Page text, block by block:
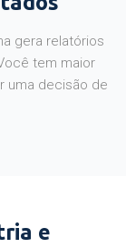
gera relatórios
tem maior
uma decisão de
e